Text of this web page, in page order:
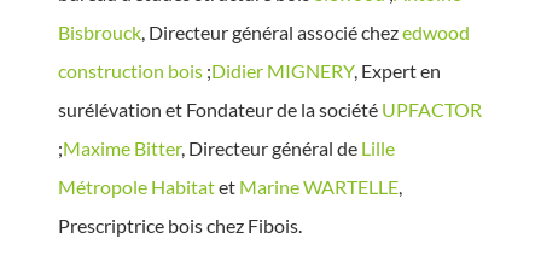
Bisbrouck , Directeur général associé chezedwood
construction bois ;Didier MIGNERY, Expert en
surélévation et Fondateur de la société UPFACTOR
;Maxime Bitter, Directeur général de Lille
Métropole Habitatet Marine WARTELLE
Prescriptrice bois chez Fibois.